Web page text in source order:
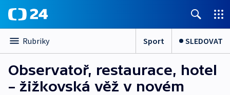
Rubriky Sport SLEDOVAT
Observatoř, restaurace, hotel
– žižkovská věž v novém